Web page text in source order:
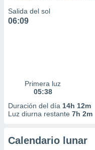
Salida del sol
06:09
Primera luz
05:38
Duración del día 14h 12m
Luz diurna restante 7h 2m
Calendario lunar